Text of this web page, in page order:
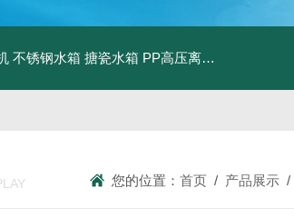
不锈钢水箱 搪瓷水箱 PP高压离心风机
您的位置： 首页 / 产品展示 /